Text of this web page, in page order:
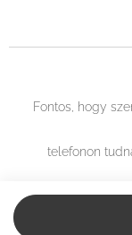
Fontos, hogy
telefonon